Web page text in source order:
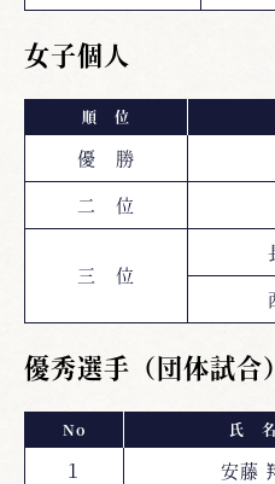
女子個人
順 位
優 勝
二 位
三 位
優秀選手（団体試合）
No 氏 名
１ 安藤